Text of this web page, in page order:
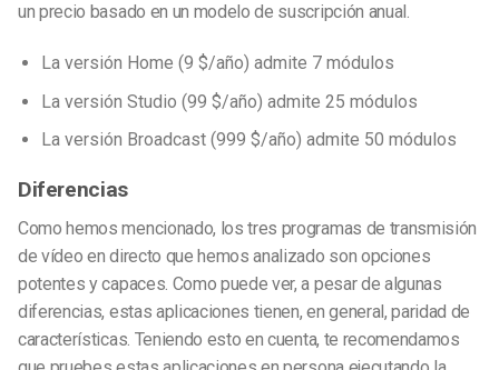
un precio basado en un modelo de suscripción anual.
La versión Home (9 $/año) admite 7 módulos
La versión Studio (99 $/año) admite 25 módulos
La versión Broadcast (999 $/año) admite 50 módulos
Diferencias
Como hemos mencionado, los tres programas de transmisión
de vídeo en directo que hemos analizado son opciones
potentes y capaces. Como puede ver, a pesar de algunas
diferencias, estas aplicaciones tienen, en general, paridad de
características. Teniendo esto en cuenta, te recomendamos